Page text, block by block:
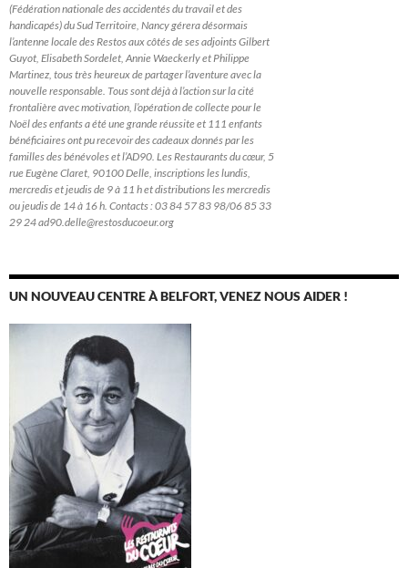
(Fédération nationale des accidentés du travail et des
handicapés) du Sud Territoire, Nancy gérera désormais
l’antenne locale des Restos aux côtés de ses adjoints Gilbert
Guyot, Elisabeth Sordelet, Annie Waeckerly et Philippe
Martinez, tous très heureux de partager l’aventure avec la
nouvelle responsable. Tous sont déjà à l’action sur la cité
frontalière avec motivation, l’opération de collecte pour le
Noël des enfants a été une grande réussite et 111 enfants
bénéficiaires ont pu recevoir des cadeaux donnés par les
familles des bénévoles et l’AD90. Les Restaurants du cœur, 5
rue Eugène Claret, 90100 Delle, inscriptions les lundis,
mercredis et jeudis de 9 à 11 h et distributions les mercredis
ou jeudis de 14 à 16 h. Contacts : 03 84 57 83 98/06 85 33
29 24 ad90.delle@restosducoeur.org
UN NOUVEAU CENTRE À BELFORT, VENEZ NOUS AIDER !